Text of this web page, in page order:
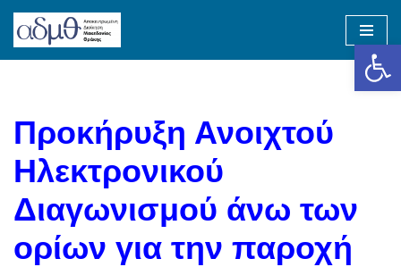
Skip
Προκήρυξη Ανοιχτού
Ηλεκτρονικού
Διαγωνισμού άνω των
ορίων για την παροχή